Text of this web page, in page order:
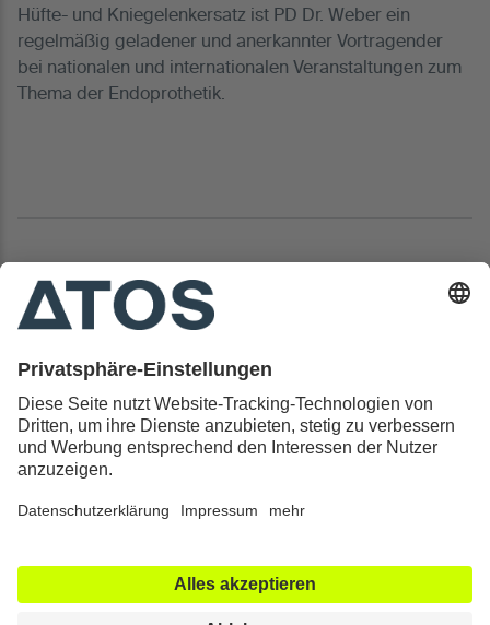
Hüfte- und Kniegelenkersatz ist PD Dr. Weber ein
regelmäßig geladener und anerkannter Vortragender
bei nationalen und internationalen Veranstaltungen zum
Thema der Endoprothetik.
Kontakt & Rechtliches
Alle ATOS Kliniken